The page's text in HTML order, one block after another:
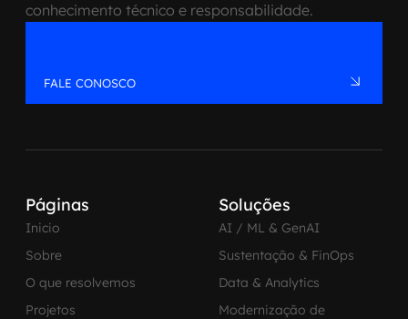
conhecimento técnico e responsabilidade.
FALE CONOSCO
Páginas
Inicio
Sobre
O que resolvemos
Projetos
Soluções
AI / ML & GenAI
Sustentação & FinOps
Data & Analytics
Modernização de